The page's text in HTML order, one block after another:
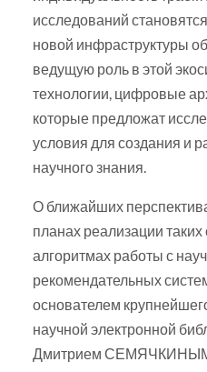
исследований
новой инфраструктуры
ведущую роль в этой
технологии, цифровые
которые предложат
условия для создания и
научного знания.
О ближайших
планах реализации
алгоритмах работы с
рекомендательных
основателем
научной электронной
Дмитрием